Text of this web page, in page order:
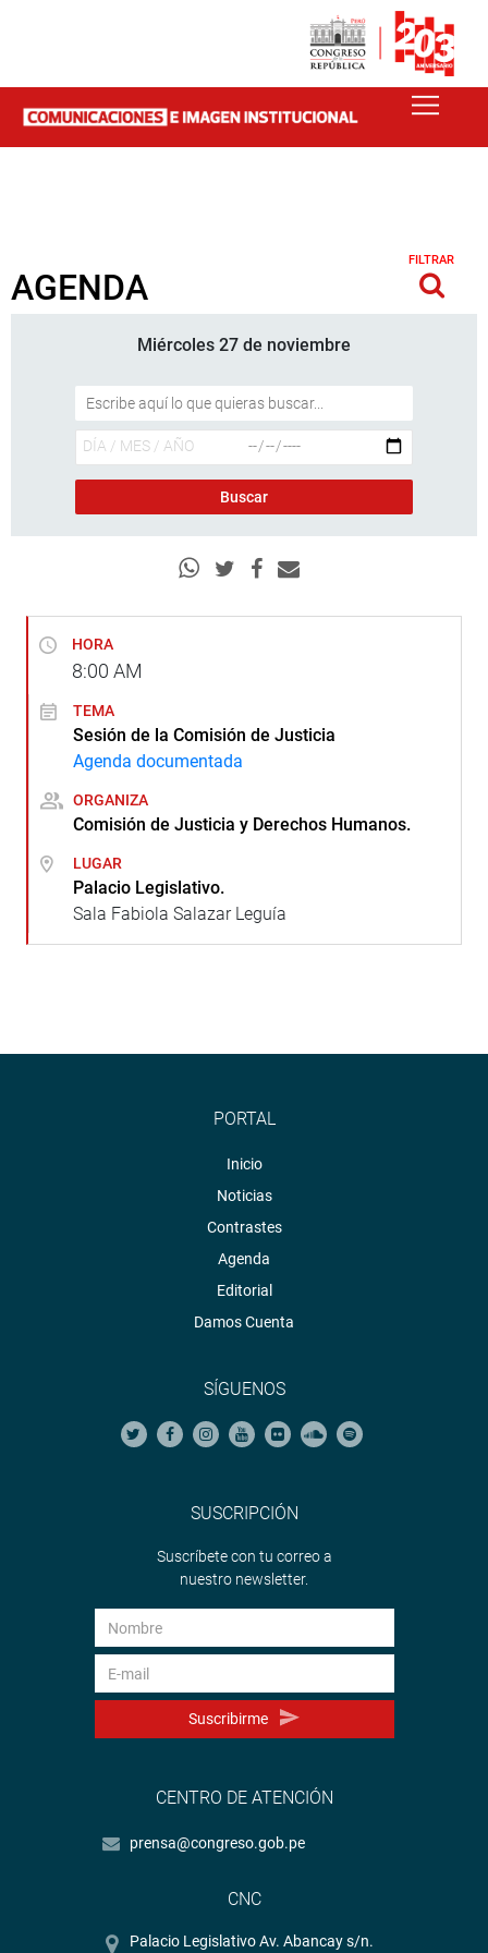
AGENDA
FILTRAR
Miércoles 27 de noviembre
HORA
8:00 AM
TEMA
Sesión de la Comisión de Justicia
Agenda documentada
ORGANIZA
Comisión de Justicia y Derechos Humanos.
LUGAR
Palacio Legislativo.
Sala Fabiola Salazar Leguía
PORTAL
Inicio
Noticias
Contrastes
Agenda
Editorial
Damos Cuenta
SÍGUENOS
SUSCRIPCIÓN
Suscríbete con tu correo a
nuestro newsletter.
Suscribirme
CENTRO DE ATENCIÓN
prensa@congreso.gob.pe
CNC
Palacio Legislativo Av. Abancay s/n.